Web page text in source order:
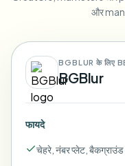
और
BGBLUR के लिए
BGBlur
फायदे
चेहरे, नंबर प्लेट,